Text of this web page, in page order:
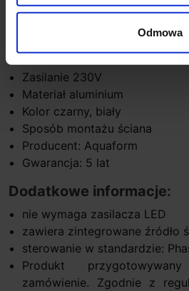
Odmowa
Kąt świecenia: 65°
Zasilanie 230V
Materiał aluminium
Kolor czarny, biały
Sposób montażu ściana
Producent: Aquaform
Gwarancja: 5 lat
Dodatkowe informacje:
nie wymaga zasilacza LED
zawiera zintegrowane źródło
sterowanie w standardzie:
Produkt
zamówienie. Zgodnie z